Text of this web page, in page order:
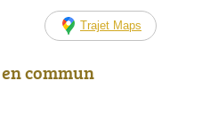
Trajet Maps
commun